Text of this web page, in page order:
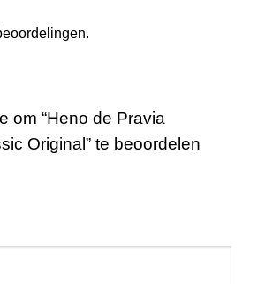
om “Heno de Pravia
Original” te beoordelen